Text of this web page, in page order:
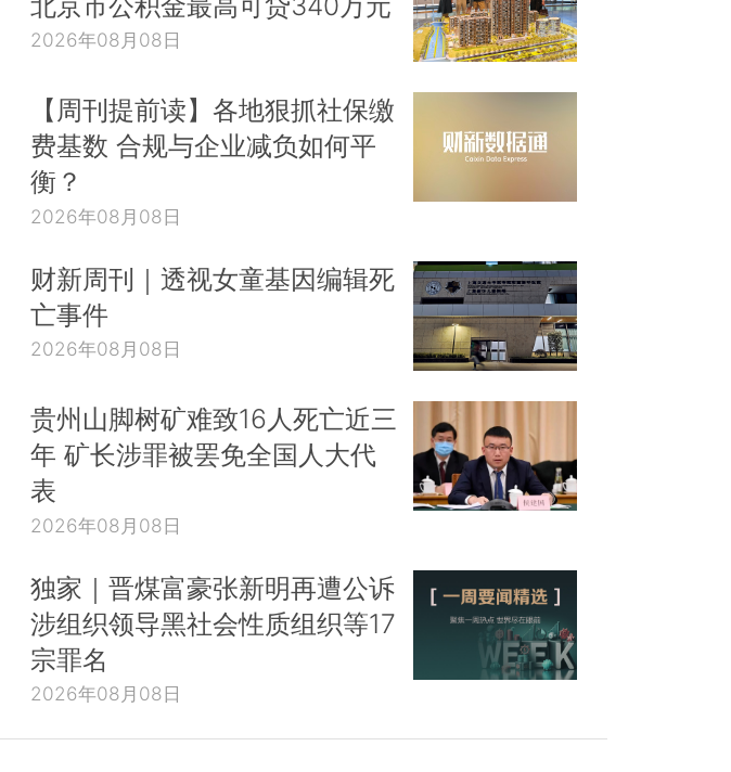
2026年08月08日
【周刊提前读】各地狠抓社保缴
费基数 合规与企业减负如何平
衡？
2026年08月08日
财新周刊｜透视女童基因编辑死
亡事件
2026年08月08日
贵州山脚树矿难致16人死亡近三
年 矿长涉罪被罢免全国人大代
表
2026年08月08日
独家｜晋煤富豪张新明再遭公诉
涉组织领导黑社会性质组织等17
宗罪名
2026年08月08日